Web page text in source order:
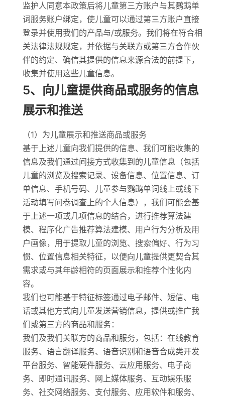
监护人同意本政策后将儿童第三方账户与其鹦鹉单
词服务账户绑定，使儿童可以通过第三方账户直接
登录并使用我们的产品与/或服务。我们将在符合相
关法律法规规定，并依据与关联方或第三方合作伙
伴的约定、确信其提供的信息来源合法的前提下，
收集并使用这些儿童信息。
5、向儿童提供商品或服务的信息
展示和推送
（1）为儿童展示和推送商品或服务
基于上述儿童向我们提供的信息、我们可能收集的
信息及我们通过间接方式收集到的儿童信息（包括
儿童的浏览及搜索记录、设备信息、位置信息、订
单信息、手机号码、儿童参与鹦鹉单词线上或线下
活动填写问卷调查上的个人信息），我们可能会基
于上述一项或几项信息的结合，进行推荐算法建
模、程序化广告推荐算法建模、用户行为分析及用
户画像，用于提取儿童的浏览、搜索偏好、行为习
惯、位置信息相关特征，以便向儿童提供更契合其
需求或与其年龄相符的页面展示和推荐个性化内
容。
我们也可能基于特征标签通过电子邮件、短信、电
话或其他方式向儿童发送营销信息，提供或推广我
们或第三方的商品和服务：
我们及我们关联方的商品和服务，包括：在线教育
服务、语言翻译服务、语音识别和语音合成类开发
平台服务、智能硬件服务、云应用服务、电子商
务、即时通讯服务、网上媒体服务、互动娱乐服
务、社交网络服务、支付服务、应用软件和服务、